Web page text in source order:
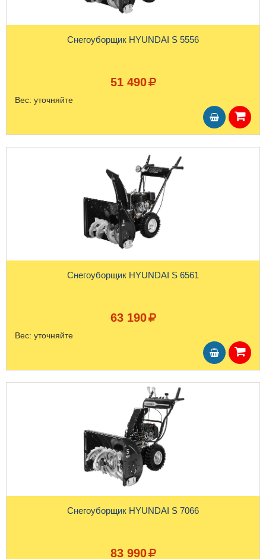
Снегоуборщик HYUNDAI S 5556
51 490
Вес: уточняйте
Снегоуборщик HYUNDAI S 6561
63 190
Вес: уточняйте
Снегоуборщик HYUNDAI S 7066
83 990